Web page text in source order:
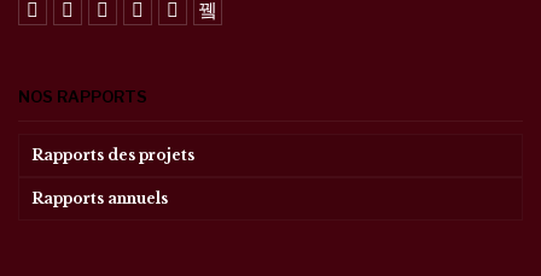
NOS RAPPORTS
Rapports des projets
Rapports annuels